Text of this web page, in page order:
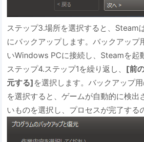
ステップ3.場所を選択すると、Steam
にバックアップします。バックアップ
いWindows PCに接続し、Steamを起
ステップ4.ステップ1を繰り返し、 [前
元する] を選択します。バックアップ
を選択すると、ゲームが自動的に検出
いものを選択し、プロセスが完了する